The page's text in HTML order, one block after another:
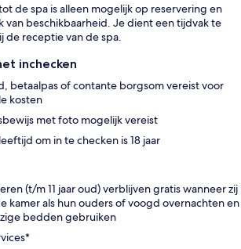
de spa is alleen mogelijk op reservering en
van beschikbaarheid. Je dient een tijdvak te
de receptie van de spa.
inchecken
betaalpas of contante borgsom vereist voor
kosten
met foto mogelijk vereist
om in te checken is 18 jaar
(t/m 11 jaar oud) verblijven gratis wanneer zij
kamer als hun ouders of voogd overnachten en
bedden gebruiken